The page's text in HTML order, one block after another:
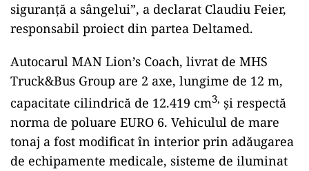
siguranță a sângelui”, a declarat Claudiu Feier,
responsabil proiect din partea Deltamed.
Autocarul MAN Lion’s Coach, livrat de MHS
Truck&Bus Group are 2 axe, lungime de 12 m,
capacitate cilindrică de 12.419 cm3, și respectă
norma de poluare EURO 6. Vehiculul de mare
tonaj a fost modificat în interior prin adăugarea
de echipamente medicale, sisteme de iluminat